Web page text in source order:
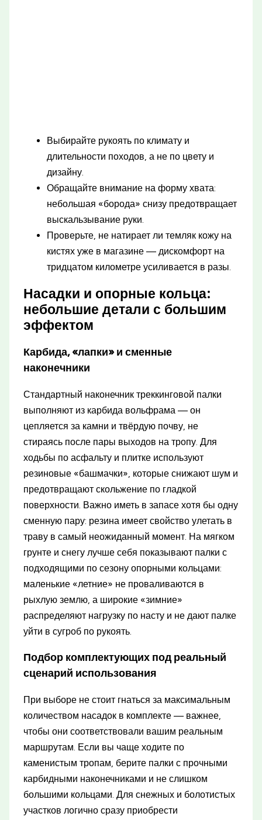
Выбирайте рукоять по климату и
длительности походов, а не по цвету и
дизайну.
Обращайте внимание на форму хвата:
небольшая «борода» снизу предотвращает
выскальзывание руки.
Проверьте, не натирает ли темляк кожу на
кистях уже в магазине — дискомфорт на
тридцатом километре усиливается в разы.
Насадки и опорные кольца:
небольшие детали с большим
эффектом
Карбида, «лапки» и сменные
наконечники
Стандартный наконечник треккинговой палки
выполняют из карбида вольфрама — он
цепляется за камни и твёрдую почву, не
стираясь после пары выходов на тропу. Для
ходьбы по асфальту и плитке используют
резиновые «башмачки», которые снижают шум и
предотвращают скольжение по гладкой
поверхности. Важно иметь в запасе хотя бы одну
сменную пару: резина имеет свойство улетать в
траву в самый неожиданный момент. На мягком
грунте и снегу лучше себя показывают палки с
подходящими по сезону опорными кольцами:
маленькие «летние» не проваливаются в
рыхлую землю, а широкие «зимние»
распределяют нагрузку по насту и не дают палке
уйти в сугроб по рукоять.
Подбор комплектующих под реальный
сценарий использования
При выборе не стоит гнаться за максимальным
количеством насадок в комплекте — важнее,
чтобы они соответствовали вашим реальным
маршрутам. Если вы чаще ходите по
каменистым тропам, берите палки с прочными
карбидными наконечниками и не слишком
большими кольцами. Для снежных и болотистых
участков логично сразу приобрести